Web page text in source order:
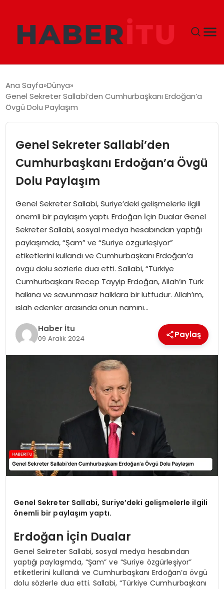
DÜNYA
TEKNOLOJI
EĞITIM
MAGAZIN
SPOR
YAŞAM
Ana Sayfa Dünya
Genel Sekreter Sallabi’den Cumhurbaşkanı Erdoğan’a
Övgü Dolu Paylaşım
Genel Sekreter Sallabi’den
Cumhurbaşkanı Erdoğan’a Övgü
Dolu Paylaşım
Genel Sekreter Sallabi, Suriye’deki gelişmelerle ilgili
önemli bir paylaşım yaptı. Erdoğan İçin Dualar Genel
Sekreter Sallabi, sosyal medya hesabından yaptığı
paylaşımda, “Şam” ve “Suriye özgürleşiyor”
etiketlerini kullandı ve Cumhurbaşkanı Erdoğan’a
övgü dolu sözlerle dua etti. Sallabi, “Türkiye
Cumhurbaşkanı Recep Tayyip Erdoğan, Allah’ın Türk
halkına ve savunmasız halklara bir lütfudur. Allah’ım,
ıslah edenler arasında onun namını…
Haber İtu
09 Aralık 2024 Paylaş
Genel Sekreter Sallabi, Suriye’deki gelişmelerle ilgili
önemli bir paylaşım yaptı.
Erdoğan İçin Dualar
Genel Sekreter Sallabi, sosyal medya hesabından
yaptığı paylaşımda, “Şam” ve “Suriye özgürleşiyor”
etiketlerini kullandı ve Cumhurbaşkanı Erdoğan’a övgü
dolu sözlerle dua etti. Sallabi, “Türkiye Cumhurbaşkanı